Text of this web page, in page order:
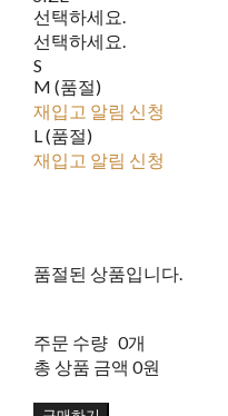
선택하세요.
선택하세요.
S
M (품절)
재입고 알림 신청
L (품절)
재입고 알림 신청
품절된 상품입니다.
주문 수량 0개
총 상품 금액 0원